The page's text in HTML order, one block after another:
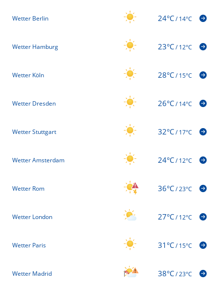
Wetter Berlin 24°C/14°C
Wetter Hamburg 23°C/12°C
Wetter Köln 28°C/15°C
Wetter Dresden 26°C/14°C
Wetter Stuttgart 32°C/17°C
Wetter Amsterdam 24°C/12°C
Wetter Rom 36°C/23°C
Wetter London 27°C/12°C
Wetter Paris 31°C/15°C
Wetter Madrid 38°C/23°C